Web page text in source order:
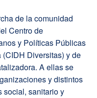
de la comunidad
Centro de
y Políticas Públicas
Diversitas) y de
A ellas se
y distintos
social, sanitario y